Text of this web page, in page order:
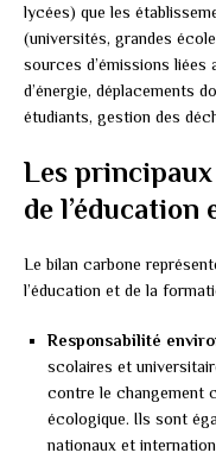
lycées) que les
(universités, grandes
sources d’émissions
d’énergie, déplacements
étudiants, gestion des
Les
de
Le bilan carbone
l’éducation et de la
Responsabilité
scolaires et
contre le changement
écologique. Ils sont
nationaux et